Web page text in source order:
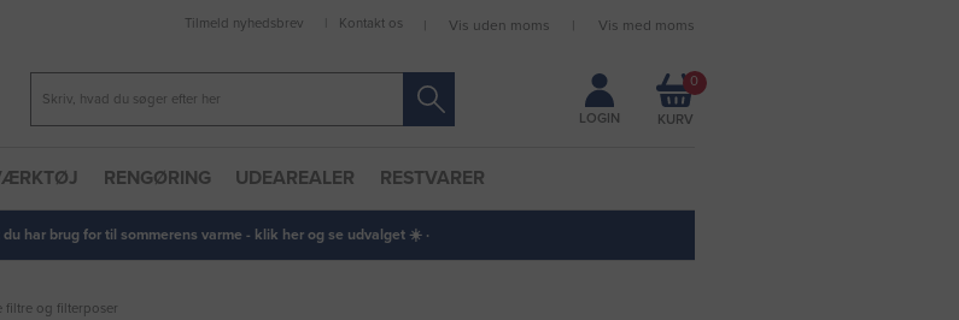
Forbliv logget ind
Tilmeld nyhedsbrev Kontakt os Vis uden moms Vis med moms
LOGIN
0
RENGØRING UDEAREALER RESTVARER
har brug for til sommerens varme - klik her og se udvalget ☀️ ·
filtre og filterposer